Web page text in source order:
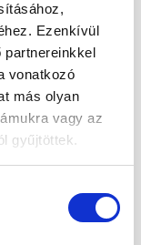
Ezenkívül
partnereinkkel
vonatkozó
más olyan
vagy az
gyűjtöttek.